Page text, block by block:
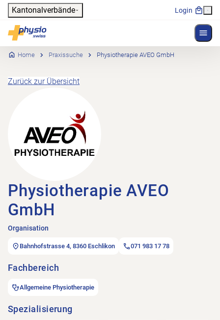
Header
Kantonalverbände Login
Physioswiss
Hauptnavigation
Home Praxissuche Physiotherapie AVEO GmbH
Zurück zur Übersicht
Physiotherapie AVEO
GmbH
Organisation
Bahnhofstrasse 4, 8360 Eschlikon 071 983 17 78
Fachbereich
Allgemeine Physiotherapie
Spezialisierung